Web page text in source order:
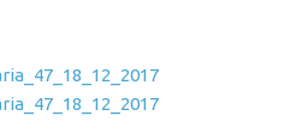
entradas